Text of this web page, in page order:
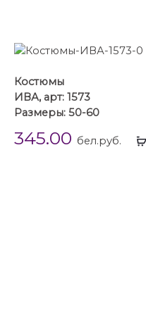
Костюмы
ИВА, арт: 1573
Размеры: 50-60
345.00 бел.руб.